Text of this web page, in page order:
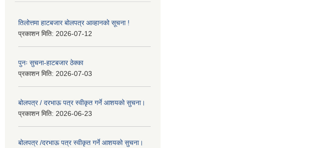
तिलोत्तमा हाटबजार बोलपत्र आव्हानको सूचना !
प्रकाशन मिति: 2026-07-12
पुनः सुचना-हाटबजार ठेक्का
प्रकाशन मिति: 2026-07-03
बोलपत्र / दरभाऊ पत्र स्वीकृत गर्ने आशयको सुचना।
प्रकाशन मिति: 2026-06-23
बोलपत्र /दरभाऊ पत्र स्वीकृत गर्ने आशयको सुचना।